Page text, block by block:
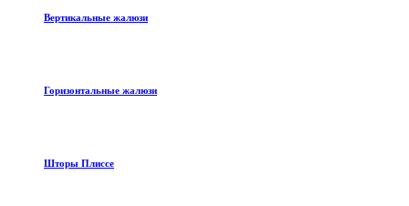
Вертикальные жалюзи
Горизонтальные жалюзи
Шторы Плиссе